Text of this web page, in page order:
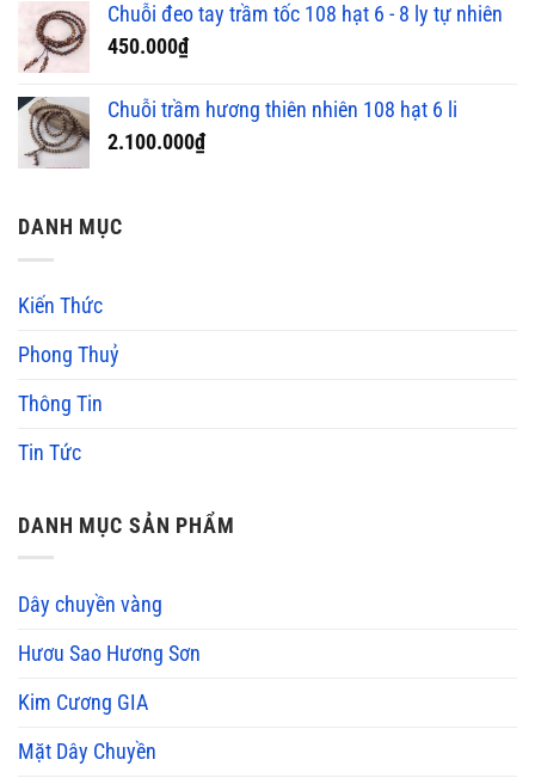
Chuỗi đeo tay trầm tốc 108 hạt 6 - 8 ly tự nhiên
450.000₫
Chuỗi trầm hương thiên nhiên 108 hạt 6 li
2.100.000₫
DANH MỤC
Kiến Thức
Phong Thuỷ
Thông Tin
Tin Tức
DANH MỤC SẢN PHẨM
Dây chuyền vàng
Hươu Sao Hương Sơn
Kim Cương GIA
Mặt Dây Chuyền